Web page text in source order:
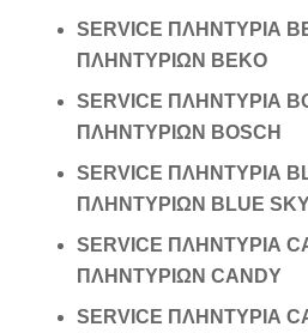
SERVICE ΠΛΗΝΤΥΡΙΑ
ΠΛΗΝΤΥΡΙΩΝ BEKO
SERVICE ΠΛΗΝΤΥΡΙΑ
ΠΛΗΝΤΥΡΙΩΝ BOSCH
SERVICE ΠΛΗΝΤΥΡΙΑ
ΠΛΗΝΤΥΡΙΩΝ BLUE
SERVICE ΠΛΗΝΤΥΡΙΑ
ΠΛΗΝΤΥΡΙΩΝ CANDY
SERVICE ΠΛΗΝΤΥΡΙΑ